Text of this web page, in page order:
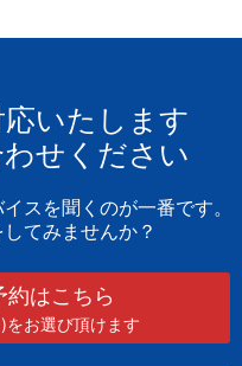
いたします
せください
スを聞くのが一番です。
てみませんか？
はこちら
お選び頂けます